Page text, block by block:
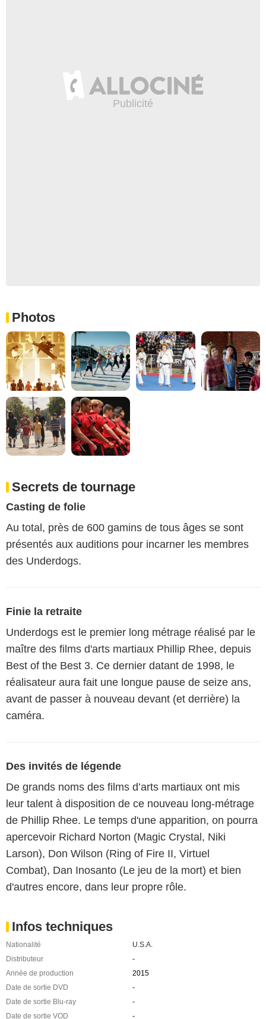
Photos
Secrets de tournage
Casting de folie
Au total, près de 600 gamins de tous âges se sont
présentés aux auditions pour incarner les membres
des Underdogs.
Finie la retraite
Underdogs est le premier long métrage réalisé par le
maître des films d'arts martiaux Phillip Rhee, depuis
Best of the Best 3. Ce dernier datant de 1998, le
réalisateur aura fait une longue pause de seize ans,
avant de passer à nouveau devant (et derrière) la
caméra.
Des invités de légende
De grands noms des films d’arts martiaux ont mis
leur talent à disposition de ce nouveau long-métrage
de Phillip Rhee. Le temps d'une apparition, on pourra
apercevoir Richard Norton (Magic Crystal, Niki
Larson), Don Wilson (Ring of Fire II, Virtuel
Combat), Dan Inosanto (Le jeu de la mort) et bien
d'autres encore, dans leur propre rôle.
Infos techniques
Nationalité
U.S.A.
Distributeur
-
Année de production
2015
Date de sortie DVD
-
Date de sortie Blu-ray
-
Date de sortie VOD
-